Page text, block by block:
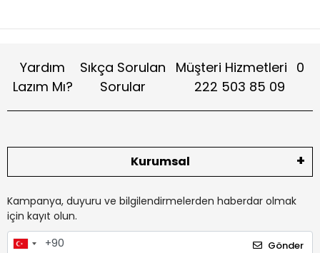
Yardım
Lazım Mı?
Sıkça Sorulan
Sorular
Müşteri Hizmetleri 0
222 503 85 09
Kurumsal
Kampanya, duyuru ve bilgilendirmelerden haberdar olmak
için kayıt olun.
Gönder